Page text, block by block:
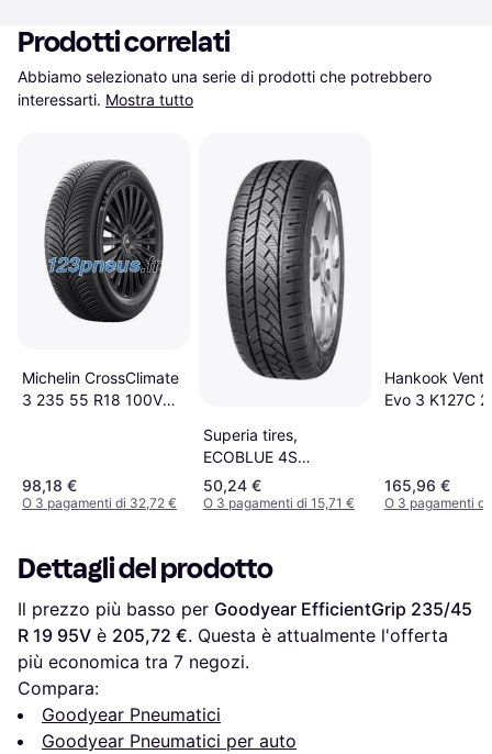
Prodotti correlati
Abbiamo selezionato una serie di prodotti che potrebbero
interessarti. Mostra tutto
Michelin CrossClimate
3 235 55 R18 100V
98,18 €
O 3 pagamenti di 32,72 €
Superia tires,
ECOBLUE 4S
Allseason SF198SUP
50,24 €
O 3 pagamenti di 15,71 €
Hankook
Evo 3 K127C
165,96 €
O 3 pagamenti
Dettagli del prodotto
Il prezzo più basso per Goodyear EfficientGrip 235/45
R 19 95V è 205,72 €. Questa è attualmente l'offerta
più economica tra 7 negozi.
Compara:
Goodyear Pneumatici
Goodyear Pneumatici per auto